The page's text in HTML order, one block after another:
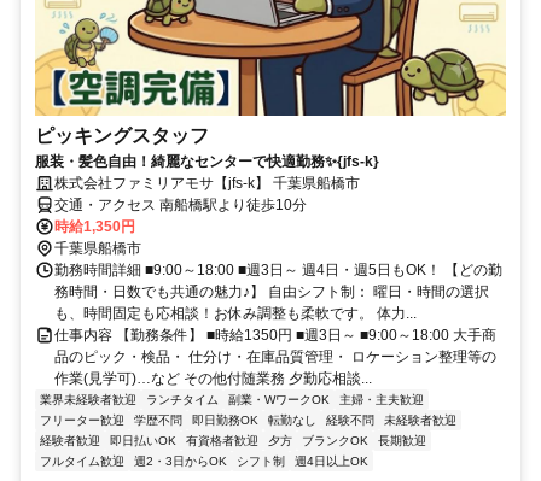
ピッキングスタッフ
服装・髪色自由！綺麗なセンターで快適勤務✨{jfs-k}
株式会社ファミリアモサ【jfs-k】 千葉県船橋市
交通・アクセス 南船橋駅より徒歩10分
時給1,350円
千葉県船橋市
勤務時間詳細 ■9:00～18:00 ■週3日～ 週4日・週5日もOK！ 【どの勤
務時間・日数でも共通の魅力♪】 自由シフト制： 曜日・時間の選択
も、時間固定も応相談！お休み調整も柔軟です。 体力...
仕事内容 【勤務条件】 ■時給1350円 ■週3日～ ■9:00～18:00 大手商
品のピック・検品・ 仕分け・在庫品質管理・ ロケーション整理等の
作業(見学可)…など その他付随業務 夕勤応相談...
業界未経験者歓迎 ランチタイム 副業・WワークOK
主婦・主夫歓迎
フリーター歓迎
学歴不問 即日勤務OK 転勤なし 経験不問
未経験者歓迎
経験者歓迎
即日払いOK 有資格者歓迎 夕方 ブランクOK
長期歓迎
フルタイム歓迎
週2・3日からOK シフト制 週4日以上OK